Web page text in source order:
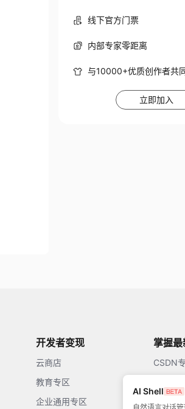
线下官方门票
内部专家零距离
与10000+优质创作者共
立即加入
AI Shell
开发者变现
云商店
教育专区
企业通用专区
掌握
CSDN
开源中国